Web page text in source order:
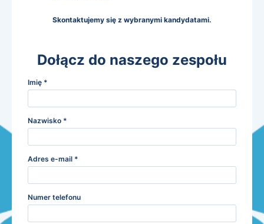
Skontaktujemy się z wybranymi kandydatami.
Dołącz do naszego zespołu
Imię *
Nazwisko *
Adres e-mail *
Numer telefonu